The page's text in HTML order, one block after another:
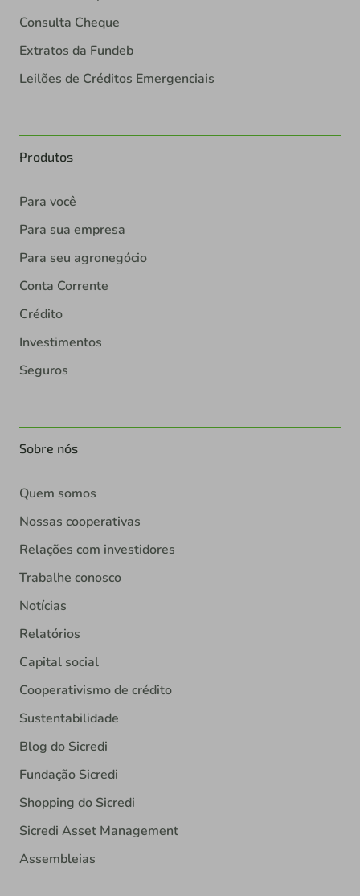
Consulta Cheque
Extratos da Fundeb
Leilões de Créditos Emergenciais
Produtos
Para você
Para sua empresa
Para seu agronegócio
Conta Corrente
Crédito
Investimentos
Seguros
Sobre nós
Quem somos
Nossas cooperativas
Relações com investidores
Trabalhe conosco
Notícias
Relatórios
Capital social
Cooperativismo de crédito
Sustentabilidade
Blog do Sicredi
Fundação Sicredi
Shopping do Sicredi
Sicredi Asset Management
Assembleias